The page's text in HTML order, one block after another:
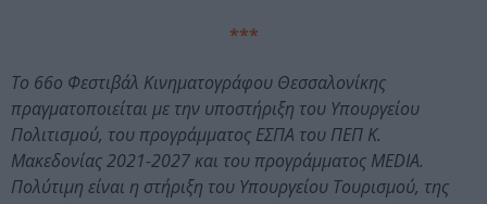
***
Το 66ο Φεστιβάλ Κινηματογράφου Θεσσαλονίκης
πραγματοποιείται με την υποστήριξη του Υπουργείου
Πολιτισμού, του προγράμματος ΕΣΠΑ του ΠΕΠ Κ.
Μακεδονίας 2021-2027 και του προγράμματος MEDIA.
Πολύτιμη είναι η στήριξη του Υπουργείου Τουρισμού, της